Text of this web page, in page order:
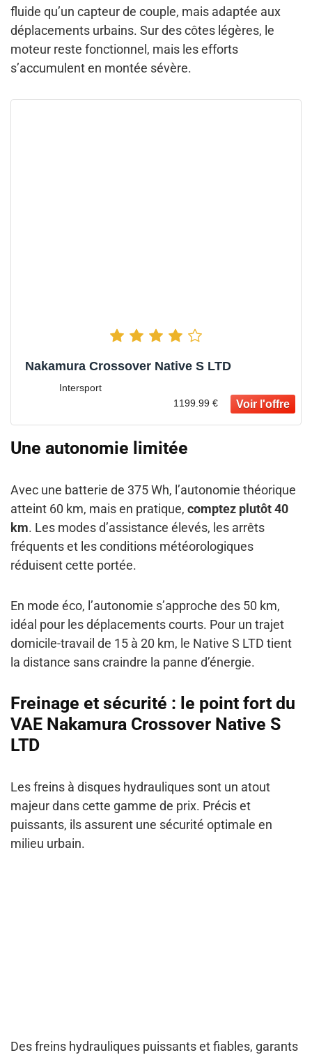
fluide qu’un capteur de couple, mais adaptée aux
déplacements urbains. Sur des côtes légères, le
moteur reste fonctionnel, mais les efforts
s’accumulent en montée sévère.
Nakamura Crossover Native S LTD
Intersport
1199.99 €
Une autonomie limitée
Avec une batterie de 375 Wh, l’autonomie théorique
atteint 60 km, mais en pratique, comptez plutôt 40
km. Les modes d’assistance élevés, les arrêts
fréquents et les conditions météorologiques
réduisent cette portée.
En mode éco, l’autonomie s’approche des 50 km,
idéal pour les déplacements courts. Pour un trajet
domicile-travail de 15 à 20 km, le Native S LTD tient
la distance sans craindre la panne d’énergie.
Freinage et sécurité : le point fort du
VAE Nakamura Crossover Native S
LTD
Les freins à disques hydrauliques sont un atout
majeur dans cette gamme de prix. Précis et
puissants, ils assurent une sécurité optimale en
milieu urbain.
Des freins hydrauliques puissants et fiables, garants